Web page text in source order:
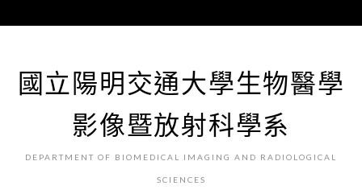
至
國立陽明交通大學生物醫學
影像暨放射科學系
DEPARTMENT OF BIOMEDICAL IMAGING AND RADIOLOGICAL
SCIENCES